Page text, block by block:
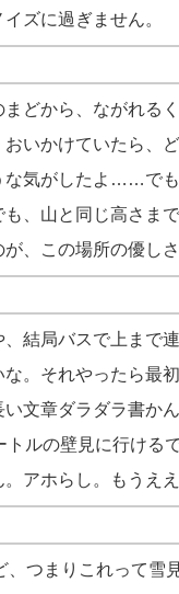
ズに過ぎません。
まどから、ながれる
おいかけていたら、
な気がしたよ……で
も、山と同じ高さま
が、この場所の優しさ
、結局バスで上まで
な。それやったら最
い文章ダラダラ書か
トルの壁見に行ける
。アホらし。もうええ
、つまりこれって雪